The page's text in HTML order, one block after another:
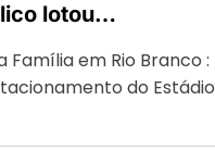
lotou
do Estádio
para assistir
Wanderley
de fogos na
Família em Rio Branco :
do Estádio